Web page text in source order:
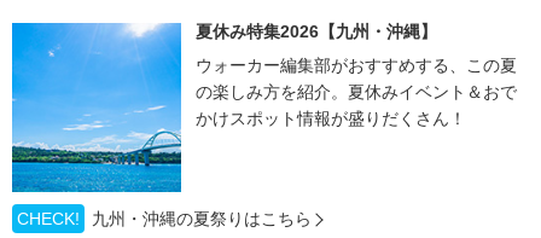
夏休み特集2026【九州・沖縄】
ウォーカー編集部がおすすめする、この夏
の楽しみ方を紹介。夏休みイベント＆おで
かけスポット情報が盛りだくさん！
CHECK!
九州・沖縄の夏祭りはこちら